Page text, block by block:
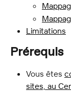
Limitations
Prérequis
Vous êtes
sites, au